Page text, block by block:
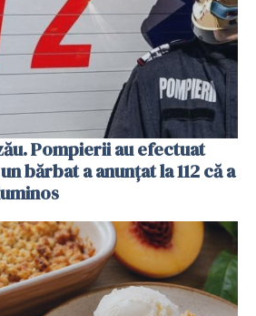
Pompierii au efectuat
bărbat a anunțat la 112 că a